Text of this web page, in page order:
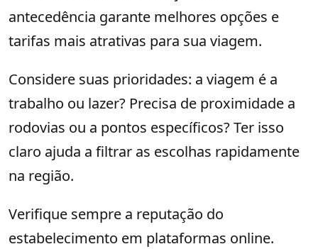
antecedência garante melhores opções e
tarifas mais atrativas para sua viagem.
Considere suas prioridades: a viagem é a
trabalho ou lazer? Precisa de proximidade a
rodovias ou a pontos específicos? Ter isso
claro ajuda a filtrar as escolhas rapidamente
na região.
Verifique sempre a reputação do
estabelecimento em plataformas online.